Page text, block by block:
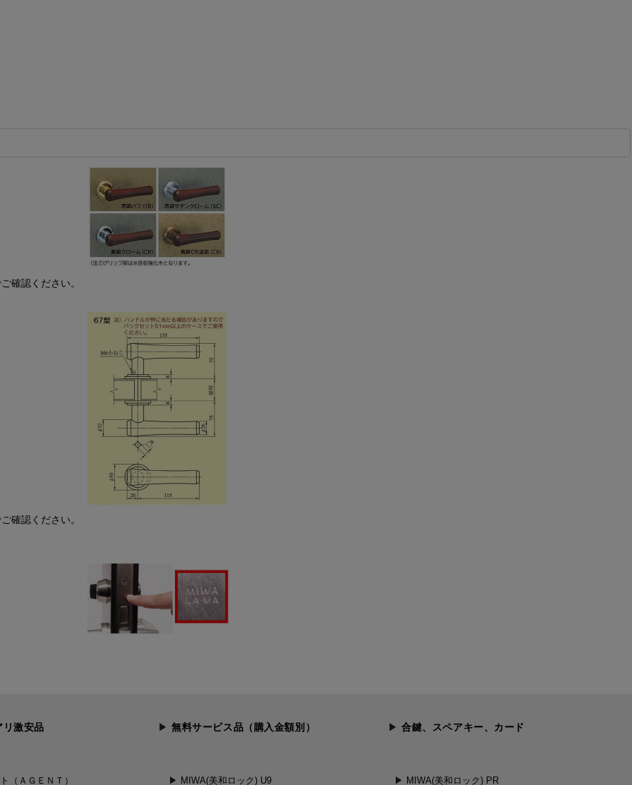
確認ください。
確認ください。
リ激安品 無料サービス品（購入金額別） 合鍵、スペアキー、カード
（ＡＧＥＮＴ） MIWA(美和ロック) U9 MIWA(美和ロック) PR